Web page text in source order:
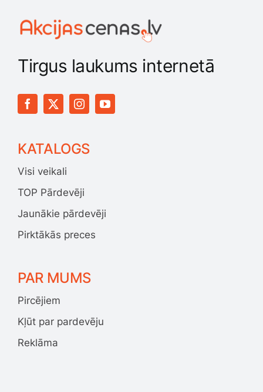
Tirgus laukums internetā
KATALOGS
Visi veikali
TOP Pārdevēji
Jaunākie pārdevēji
Pirktākās preces
PAR MUMS
Pircējiem
Kļūt par pardevēju
Reklāma